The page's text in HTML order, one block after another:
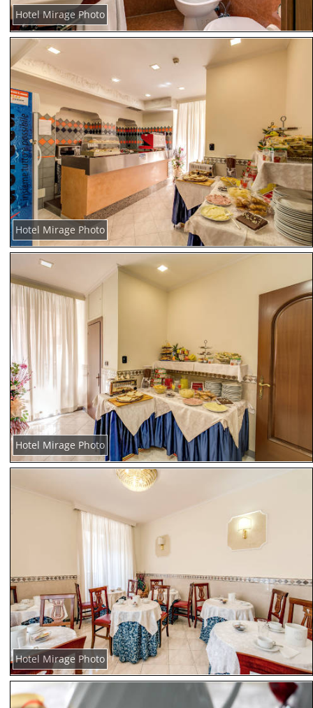
Hotel Mirage Photo
Hotel Mirage Photo
Hotel Mirage Photo
Hotel Mirage Photo